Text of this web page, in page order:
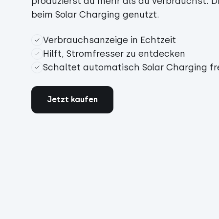
beim Solar Charging genutzt.
Verbrauchsanzeige in Echtzeit
Hilft, Stromfresser zu entdecken
Schaltet automatisch Solar Charging
Jetzt kaufen